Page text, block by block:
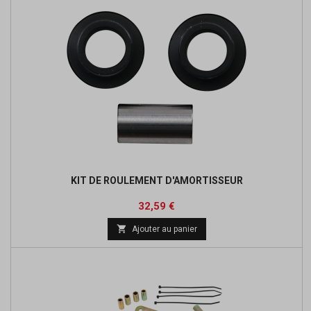
KIT DE ROULEMENT D'AMORTISSEUR
Prix
32,59 €
base
 Ajouter au panier